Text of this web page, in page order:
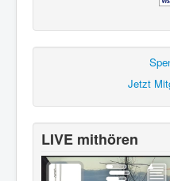
Jetzt
LIVE mithören